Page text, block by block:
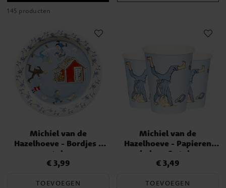
145 producten
Michiel van de
Hazelhoeve - Bordjes 8
stuks
Prijs :€ 3,99
€ 3,99
TOEVOEGEN
Michiel van de
Hazelhoeve - Papieren
bekers 8 stuks
Prijs :€ 3,49
€ 3,49
TOEVOEGEN